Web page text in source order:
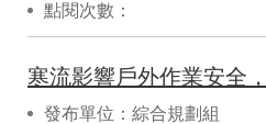
點閱次數：
發布單位：綜合規劃組